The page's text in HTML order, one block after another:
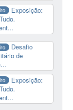
Exposição:
Desafio
de
Exposição: